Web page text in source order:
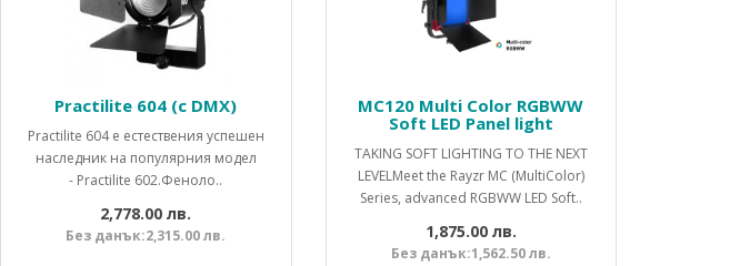
Practilite 604 (с DMX)
Practilite 604 е естествения успешен
наследник на популярния модел
- Practilite 602.Феноло..
2,778.00 лв.
Без данък:2,315.00 лв.
MC120 Multi Color RGBWW
Soft LED Panel light
TAKING SOFT LIGHTING TO THE NEXT
LEVELMeet the Rayzr MC (MultiColor)
Series, advanced RGBWW LED Soft..
1,875.00 лв.
Без данък:1,562.50 лв.